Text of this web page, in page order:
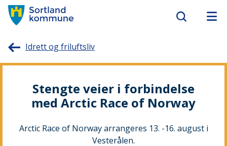
kommune
Idrett og friluftsliv
Stengte veier i forbindelse
med Arctic Race of Norway
Arctic Race of Norway arrangeres 13. -16. august i
Vesterålen.